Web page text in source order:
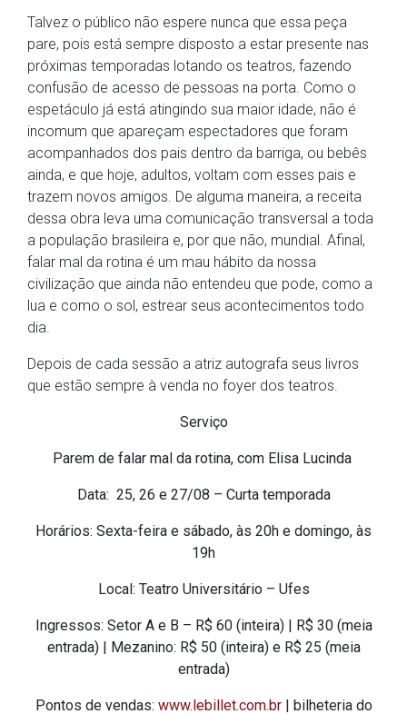
Talvez o público não espere nunca que essa peça
pare, pois está sempre disposto a estar presente nas
próximas temporadas lotando os teatros, fazendo
confusão de acesso de pessoas na porta. Como o
espetáculo já está atingindo sua maior idade, não é
incomum que apareçam espectadores que foram
acompanhados dos pais dentro da barriga, ou bebês
ainda, e que hoje, adultos, voltam com esses pais e
trazem novos amigos. De alguma maneira, a receita
dessa obra leva uma comunicação transversal a toda
a população brasileira e, por que não, mundial. Afinal,
falar mal da rotina é um mau hábito da nossa
civilização que ainda não entendeu que pode, como a
lua e como o sol, estrear seus acontecimentos todo
dia.
Depois de cada sessão a atriz autografa seus livros
que estão sempre à venda no foyer dos teatros.
Serviço
Parem de falar mal da rotina, com Elisa Lucinda
Data: 25, 26 e 27/08 – Curta temporada
Horários: Sexta-feira e sábado, às 20h e domingo, às
19h
Local: Teatro Universitário – Ufes
Ingressos: Setor A e B – R$ 60 (inteira) | R$ 30 (meia
entrada) | Mezanino: R$ 50 (inteira) e R$ 25 (meia
entrada)
Pontos de vendas: www.lebillet.com.br| bilheteria do